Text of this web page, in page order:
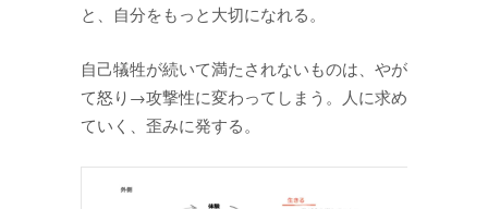
と、自分をもっと大切になれる。
自己犠牲が続いて満たされないものは、やが
て怒り→攻撃性に変わってしまう。人に求め
ていく、歪みに発する。